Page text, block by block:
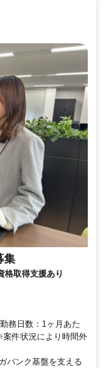
集
格取得支援あり
務日数：1ヶ月あた
件状況により時間外
バンク基盤を支える